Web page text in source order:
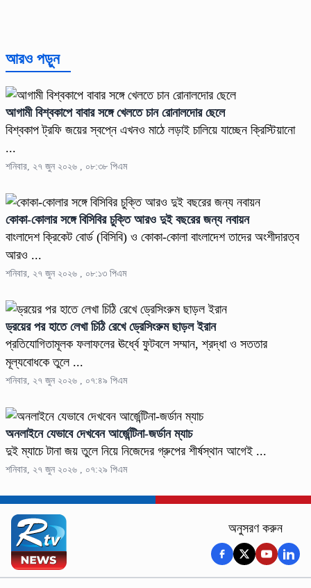
আরও পড়ুন
আগামী বিশ্বকাপে বাবার সঙ্গে খেলতে চান রোনালদোর ছেলে
বিশ্বকাপ ট্রফি জয়ের স্বপ্নে এখনও মাঠে লড়াই চালিয়ে যাচ্ছেন ক্রিস্টিয়ানো
...
শনিবার, ২৭ জুন ২০২৬ , ০৮:৩৮ পিএম
কোকা-কোলার সঙ্গে বিসিবির চুক্তি আরও দুই বছরের জন্য নবায়ন
বাংলাদেশ ক্রিকেট বোর্ড (বিসিবি) ও কোকা-কোলা বাংলাদেশ তাদের অংশীদারত্ব
আরও ...
শনিবার, ২৭ জুন ২০২৬ , ০৮:১৩ পিএম
ড্রয়ের পর হাতে লেখা চিঠি রেখে ড্রেসিংরুম ছাড়ল ইরান
প্রতিযোগিতামূলক ফলাফলের ঊর্ধ্বে ফুটবলে সম্মান, শ্রদ্ধা ও সততার
মূল্যবোধকে তুলে ...
শনিবার, ২৭ জুন ২০২৬ , ০৭:৪৯ পিএম
অনলাইনে যেভাবে দেখবেন আর্জেন্টিনা-জর্ডান ম্যাচ
দুই ম্যাচে টানা জয় তুলে নিয়ে নিজেদের গ্রুপের শীর্ষস্থান আগেই ...
শনিবার, ২৭ জুন ২০২৬ , ০৭:২৯ পিএম
অনুসরণ করুন